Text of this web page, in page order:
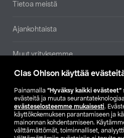
Clas Ohlson käyttää
Painamalla ”Hyväksy kaikki evästeet”
evästeitä ja muuta
evästeselosteemme mukaisesti.
käyttökokemuksen parantamiseen ja
mainonnan kohdentamiseen.
välttämättömät, toiminnalliset,
Tietoa meistä
Ajankohtaista
Muut yrityksemme
Etsi
SE NO
FI